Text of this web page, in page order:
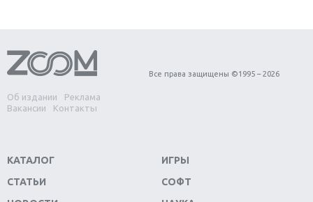
Обзор игры Forza Horizon 4: вершина эволюции
Две важных новинки для консолей: Spider-Man и
Divinity Original Sin 2
Switch
Обзор игры The Crew 2: покорение Америки
Об издании
Реклама
Вакансии
Контакты
Все права защищены ©1995 – 2026
КАТАЛОГ
СТАТЬИ
ИГРЫ
СОФТ